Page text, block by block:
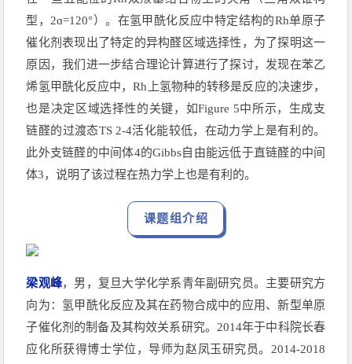
型，2ɑ=120°）。在氢甲酰化反应中特定结构的Rh单原子
催化剂表现出了特定的异构醛区域选择性，为了探明这一
原因，我们进一步结合理论计算进行了探讨，发现在苯乙
烯氢甲酰化反应中，Rh上氢物种的转移是反应的决速步，
也是决定区域选择性的关键，如Figure 5中所示，生成支
链醛的过渡态TS 2-4活化能较低，在动力学上是有利的。
此外支链醛的中间体4的Gibbs自由能远低于直链醛的中间
体3，说明了该过程在热力学上也是有利的。
课题组介绍
梁观峰，男，复旦大学化学系青年副研究员。主要研究方
向为：氢甲酰化反应及其在药物合成中的应用、新型单原
子催化剂的制备及其构效关系研究。2014年于中科院长春
应化所获得博士学位，导师为赵凤玉研究员。2014-2018